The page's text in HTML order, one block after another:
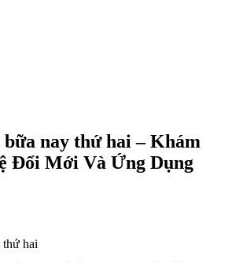
bữa nay thứ hai – Khám
Đổi Mới Và Ứng Dụng
thứ hai